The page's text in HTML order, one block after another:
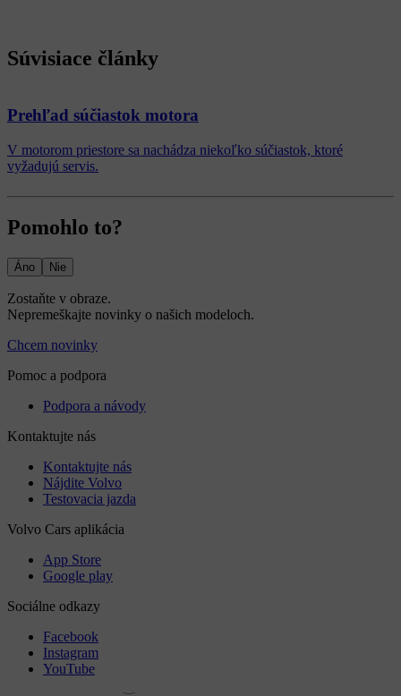
Súvisiace články
Prehľad súčiastok motora
V motorom priestore sa nachádza niekoľko súčiastok, ktoré
vyžadujú servis.
Pomohlo to?
Áno Nie